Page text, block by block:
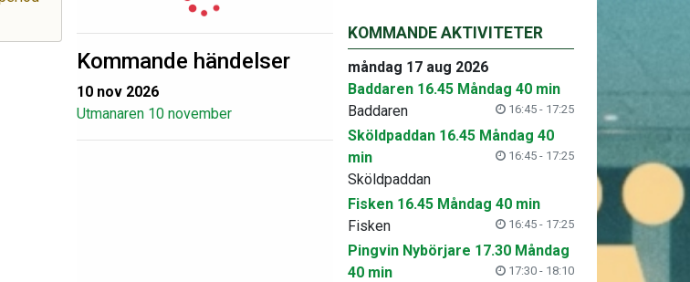
Kommande händelser
10 nov 2026
Utmanaren 10 november
KOMMANDE AKTIVITETER
måndag 17 aug 2026
Baddaren 16.45 Måndag 40 min
16:45 - 17:25
Baddaren
Sköldpaddan 16.45 Måndag 40
min
16:45 - 17:25
Sköldpaddan
Fisken 16.45 Måndag 40 min
16:45 - 17:25
Fisken
Pingvin Nybörjare 17.30 Måndag
40 min
17:30 - 18:10